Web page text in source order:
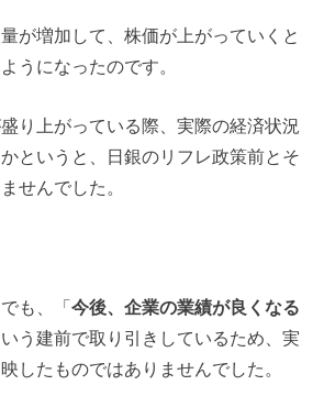
が増加して、株価が上がっていくと
うになったのです。
り上がっている際、実際の経済状況
というと、日銀のリフレ政策前とそ
せんでした。
も、「今後、企業の業績が良くなる
いう建前で取り引きしているため、実
したものではありませんでした。